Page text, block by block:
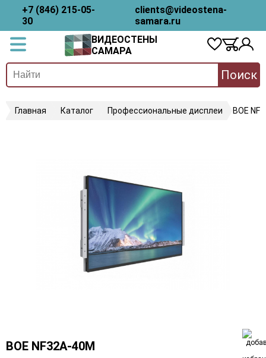
+7 (846) 215-05-
30
clients@videostena-
samara.ru
ВИДЕОСТЕНЫ
САМАРА
Поиск
Главная Каталог Профессиональные дисплеи BOE
BOE NF32A-40M